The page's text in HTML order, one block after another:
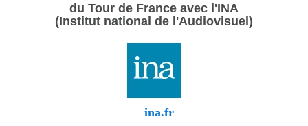
du Tour de France avec l'INA
(Institut national de l'Audiovisuel)
ina.fr